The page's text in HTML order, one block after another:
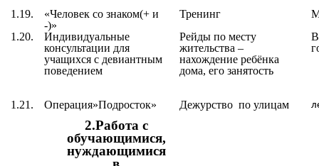
1.19. «Человек со знаком(+ и
-)»
Тренинг
1.20.
Индивидуальные
консультации для
учащихся с девиантным
поведением
Рейды по месту
жительства –
нахождение ребёнка
дома, его занятость
В
1.21. Операция»Подросток» Дежурство по улицам
2.Работа с
обучающимися,
нуждающимися